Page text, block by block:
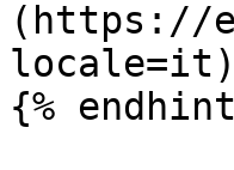
(https://
{%